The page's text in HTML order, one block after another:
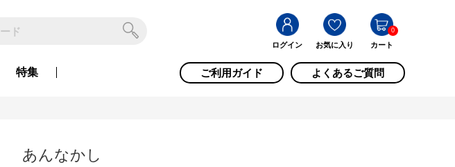
ログイン お気に入り カート
0
特集 ご利用ガイド よくあるご質問
あんなかし